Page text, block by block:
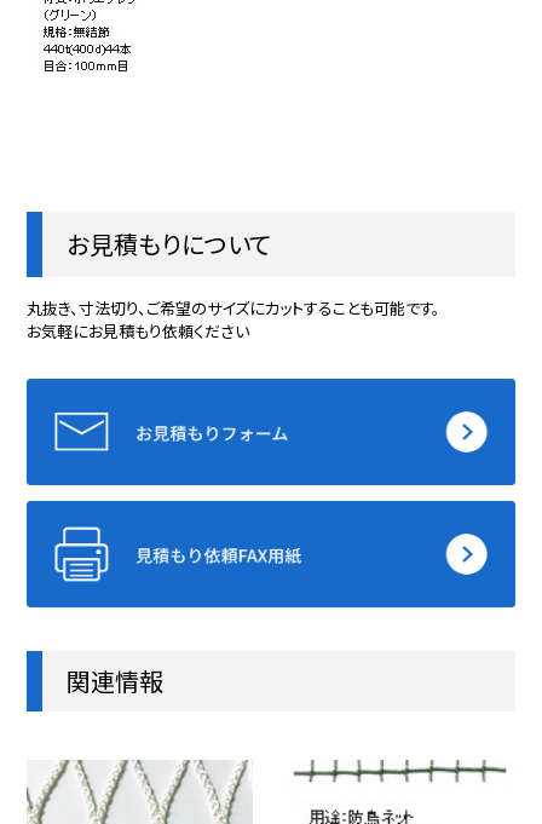
お見積もりについて
丸抜き、寸法切り、ご希望のサイズにカットすることも可能です。
お気軽にお見積もり依頼ください
関連情報